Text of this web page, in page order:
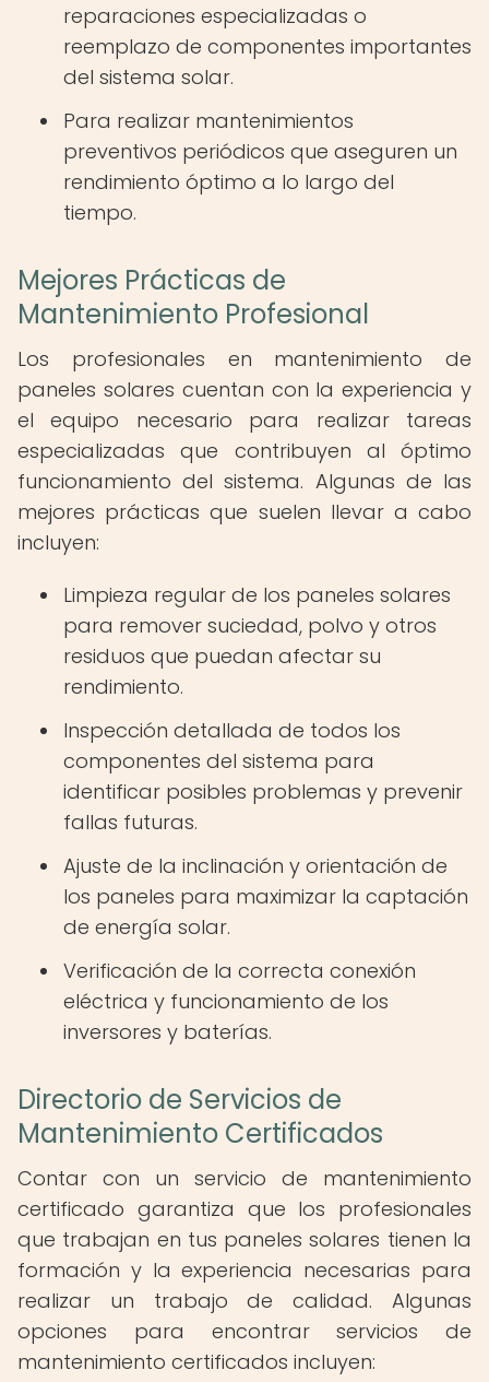
reparaciones especializadas o
reemplazo de componentes importantes
del sistema solar.
Para realizar mantenimientos
preventivos periódicos que aseguren un
rendimiento óptimo a lo largo del
tiempo.
Mejores Prácticas de
Mantenimiento Profesional
Los profesionales en mantenimiento de
paneles solares cuentan con la experiencia y
el equipo necesario para realizar tareas
especializadas que contribuyen al óptimo
funcionamiento del sistema. Algunas de las
mejores prácticas que suelen llevar a cabo
incluyen:
Limpieza regular de los paneles solares
para remover suciedad, polvo y otros
residuos que puedan afectar su
rendimiento.
Inspección detallada de todos los
componentes del sistema para
identificar posibles problemas y prevenir
fallas futuras.
Ajuste de la inclinación y orientación de
los paneles para maximizar la captación
de energía solar.
Verificación de la correcta conexión
eléctrica y funcionamiento de los
inversores y baterías.
Directorio de Servicios de
Mantenimiento Certificados
Contar con un servicio de mantenimiento
certificado garantiza que los profesionales
que trabajan en tus paneles solares tienen la
formación y la experiencia necesarias para
realizar un trabajo de calidad. Algunas
opciones para encontrar servicios de
mantenimiento certificados incluyen: